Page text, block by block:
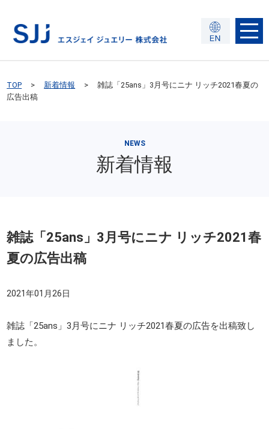
TOP 新着情報
雑誌「25ans」3月号にニナ リッチ2021春夏の
広告出稿
NEWS
新着情報
雑誌「25ans」3月号にニナ リッチ2021春
夏の広告出稿
2021年01月26日
雑誌「25ans」3月号にニナ リッチ2021春夏の広告を出稿致し
ました。